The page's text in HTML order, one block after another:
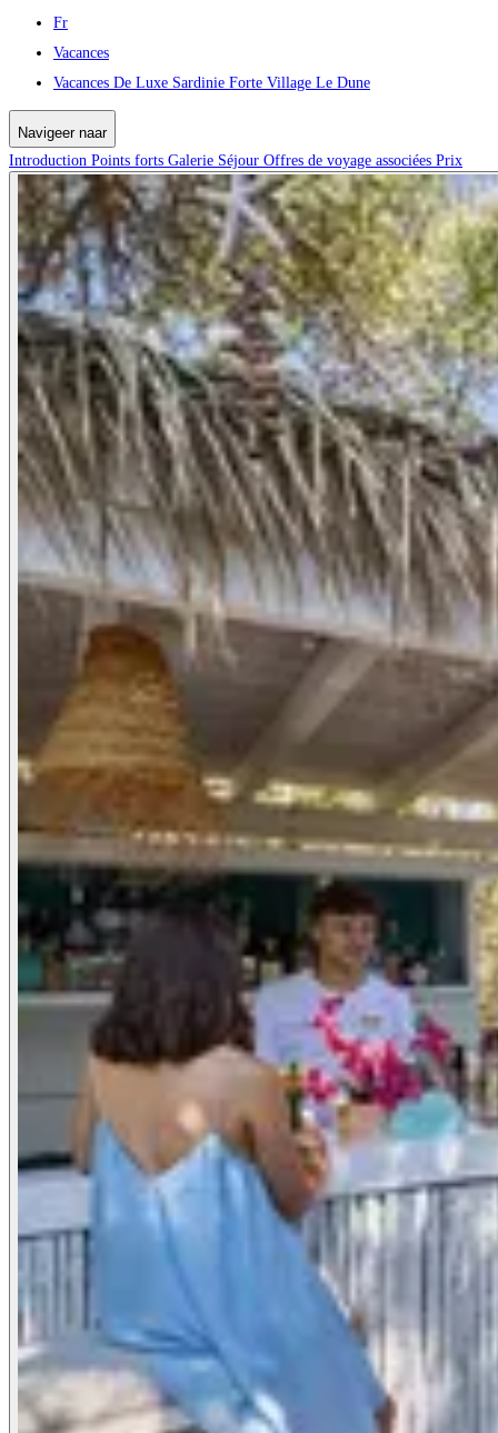
Fr
Vacances
Vacances De Luxe Sardinie Forte Village Le Dune
Navigeer naar
Introduction Points forts Galerie Séjour Offres de voyage associées Prix